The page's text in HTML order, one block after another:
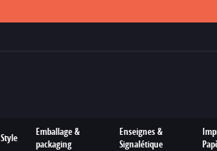
Emballage &
packaging
Enseignes &
Signalétique